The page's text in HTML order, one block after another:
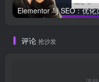
评论 抢沙发